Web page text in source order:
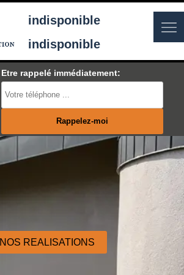
indisponible
indisponible
Etre rappelé immédiatement:
NOS REALISATIONS